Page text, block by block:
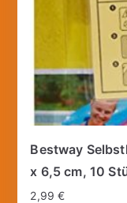
Bestway
x 6,5 cm, 10
2,99€